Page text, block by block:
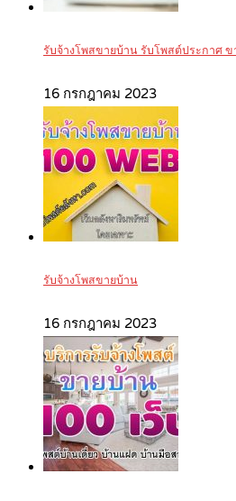
รับจ้างโพสขายบ้าน รับโพสต์ประกาศ ข
16 กรกฎาคม 2023
รับจ้างโพสขายบ้าน
16 กรกฎาคม 2023